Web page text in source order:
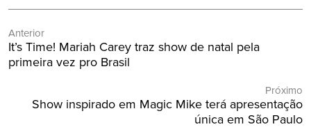
de
Post
Anterior
Post
Anterior:
It’s Time! Mariah Carey traz show de natal pela
primeira vez pro Brasil
Próximo
Próximo
Show inspirado em Magic Mike terá apresentação
única em São Paulo